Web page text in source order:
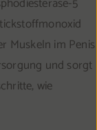
Muskeln im Penis
und sorgt
wie